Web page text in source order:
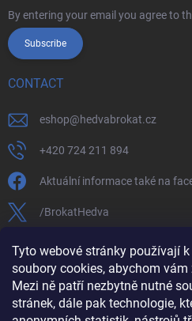
Tyto webové stránky používají
soubory cookies, abychom
Mezi ně patří nezbytně nutné
stránek, dále pak technologie,
By entering your email you agree to
Subscribe
CONTACT
eshop@hedvabrokat.cz
+420 724 211 894
Aktuální informace také na
/BrokatHedva
hedva_cesky_brokat
https://www.youtube.com/